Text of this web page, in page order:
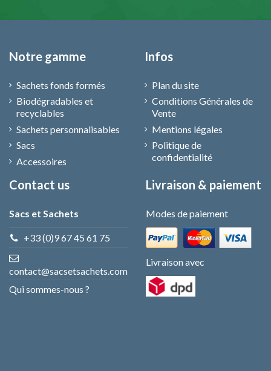
Notre gamme
Sachets fonds formés
Biodégradables et
recyclables
Sachets personnalisables
Sacs
Accessoires
Infos
Plan du site
Conditions Générales de
Vente
Mentions légales
Politique de
confidentialité
Contact us
Sacs et Sachets
+33 (0)9 67 45 61 75
contact@sacsetsachets.com
Qui sommes-nous ?
Livraison & paiement
Modes de paiement
Livraison avec